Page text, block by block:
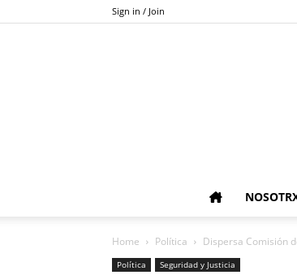
Sign in / Join
Home Política Dispersa Comisión
Política Seguridad y Justicia